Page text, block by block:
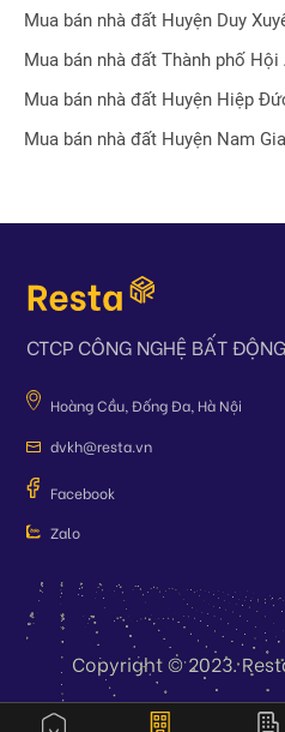
Với nhiều công cụ tiện ích mà
tin rằngRestasẽ trở thành trợ
trong quá trình tìm kiếm và đầu
Mua bán nhà đất Huyện Duy
Mua bán nhà đất Thành phố Hội
Mua bán nhà đất Huyện Hiệp
Mua bán nhà đất Huyện Nam
CTCP CÔNG NGHỆ BẤT
Hoàng Cầu, Đống Đa, Hà Nội
dvkh@resta.vn
Facebook
Zalo
Copyright © 2023.